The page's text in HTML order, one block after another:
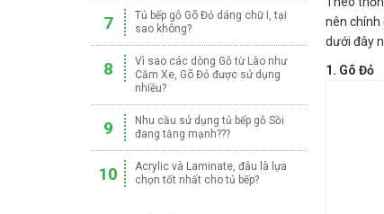
nên chính
dưới đây
1. Gõ Đỏ
7
Tủ bếp gỗ Gõ Đỏ dáng chữ I, tại
sao không?
8
Vì sao các dòng Gỗ từ Lào như
Căm Xe, Gõ Đỏ được sử dụng
nhiều?
9
Nhu cầu sử dụng tủ bếp gỗ Sồi
đang tăng mạnh???
10
Acrylic và Laminate, đâu là lựa
chọn tốt nhất cho tủ bếp?